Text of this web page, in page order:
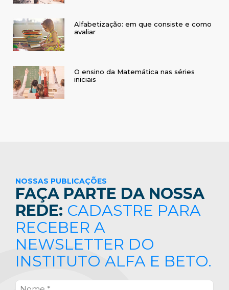
Alfabetização: em que consiste e como
avaliar
O ensino da Matemática nas séries
iniciais
NOSSAS PUBLICAÇÕES
FAÇA PARTE DA NOSSA
REDE: CADASTRE PARA
RECEBER A
NEWSLETTER DO
INSTITUTO ALFA E BETO.